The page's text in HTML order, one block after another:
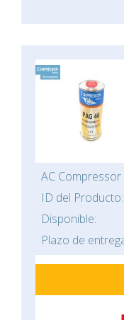
AC Compressor
ID del Producto:
Disponible:
Plazo de